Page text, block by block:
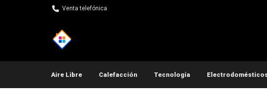
Venta telefónica
Aire Libre Calefacción Tecnología